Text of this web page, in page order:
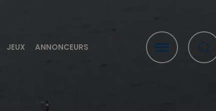
JEUX ANNONCEURS